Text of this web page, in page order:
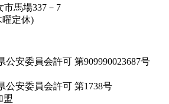
市馬場337－7
曜定休)
安委員会許可 第909990023687号
公安委員会許可 第1738号
盟